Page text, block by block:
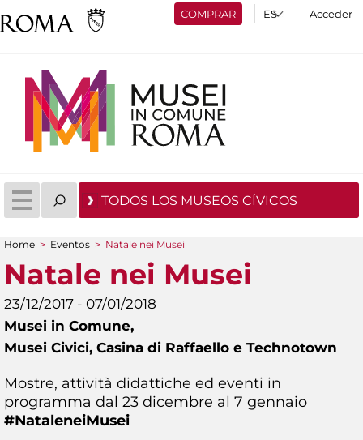
COMPRAR Acceder
TODOS LOS MUSEOS CÍVICOS
You are here
Home > Eventos > Natale nei Musei
Natale nei Musei
23/12/2017 - 07/01/2018
Musei in Comune,
Musei Civici, Casina di Raffaello e Technotown
Mostre, attività didattiche ed eventi in
programma dal 23 dicembre al 7 gennaio
#NataleneiMusei​